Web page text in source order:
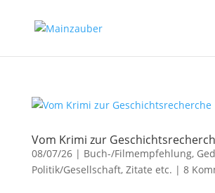
Vom Krimi zur
08/07/26| Buch-/Filmempfehlung,
Politik/Gesellschaft, Zitate etc. | 8